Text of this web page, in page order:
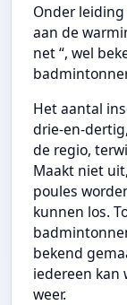
Onder
aan de
net “, wel
Het aantal
drie-en-
de regio,
Maakt niet
poules
kunnen los.
bekend
iedereen kan
weer.